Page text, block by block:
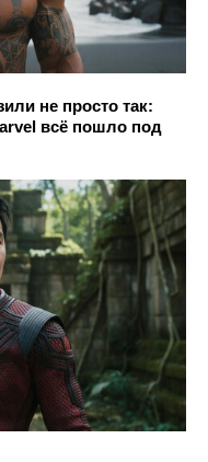
не просто так:
всё пошло под